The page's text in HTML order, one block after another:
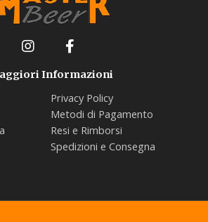
Informazioni
Privacy Policy
Metodi di Pagamento
Resi e Rimborsi
Spedizioni e Consegna